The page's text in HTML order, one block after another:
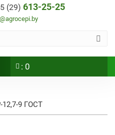
(29) 613-25-25
: 0
9 ГОСТ